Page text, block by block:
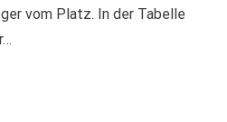
vom Platz. In der Tabelle